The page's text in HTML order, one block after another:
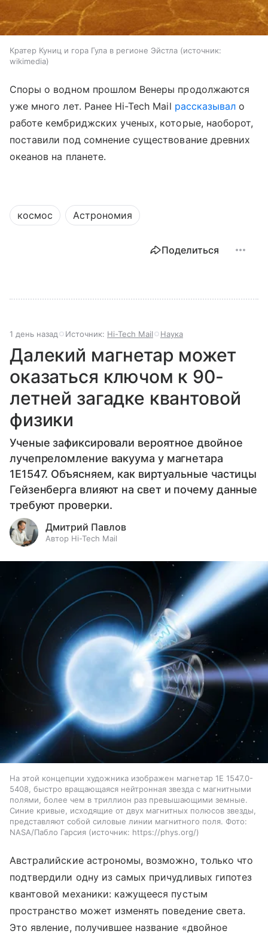
Кратер Куниц и гора Гула в регионе Эйстла
источник:
wikimedia
Споры о водном прошлом Венеры продолжаются
уже много лет. Ранее Hi-Tech Mail рассказывал о
работе кембриджских ученых, которые, наоборот,
поставили под сомнение существование древних
океанов на планете.
космос Астрономия
Поделиться
1 день назад Источник: Hi-Tech Mail Наука
Далекий магнетар может
оказаться ключом к 90-
летней загадке квантовой
физики
Ученые зафиксировали вероятное двойное
лучепреломление вакуума у магнетара
1E1547. Объясняем, как виртуальные частицы
Гейзенберга влияют на свет и почему данные
требуют проверки.
Дмитрий Павлов
Автор Hi-Tech Mail
На этой концепции художника изображен магнетар 1E 1547.0-
5408, быстро вращающаяся нейтронная звезда с магнитными
полями, более чем в триллион раз превышающими земные.
Синие кривые, исходящие от двух магнитных полюсов звезды,
представляют собой силовые линии магнитного поля. Фото:
NASA/Пабло Гарсия
источник: https://phys.org/
Австралийские астрономы, возможно, только что
подтвердили одну из самых причудливых гипотез
квантовой механики: кажущееся пустым
пространство может изменять поведение света.
Это явление, получившее название «двойное